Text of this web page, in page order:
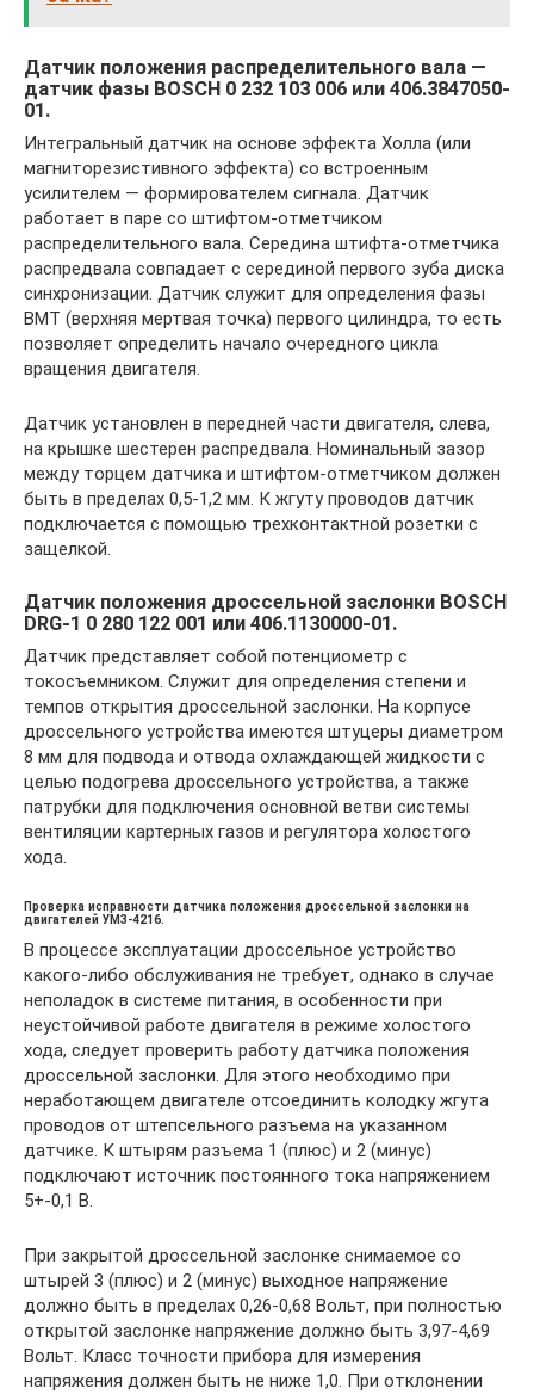
Датчик положения распределительного вала —
датчик фазы BOSCH 0 232 103 006 или 406.3847050-
01.
Интегральный датчик на основе эффекта Холла (или
магниторезистивного эффекта) со встроенным
усилителем — формирователем сигнала. Датчик
работает в паре со штифтом-отметчиком
распределительного вала. Середина штифта-отметчика
распредвала совпадает с серединой первого зуба диска
синхронизации. Датчик служит для определения фазы
ВМТ (верхняя мертвая точка) первого цилиндра, то есть
позволяет определить начало очередного цикла
вращения двигателя.
Датчик установлен в передней части двигателя, слева,
на крышке шестерен распредвала. Номинальный зазор
между торцем датчика и штифтом-отметчиком должен
быть в пределах 0,5-1,2 мм. К жгуту проводов датчик
подключается с помощью трехконтактной розетки с
защелкой.
Датчик положения дроссельной заслонки BOSCH
DRG-1 0 280 122 001 или 406.1130000-01.
Датчик представляет собой потенциометр с
токосъемником. Служит для определения степени и
темпов открытия дроссельной заслонки. На корпусе
дроссельного устройства имеются штуцеры диаметром
8 мм для подвода и отвода охлаждающей жидкости с
целью подогрева дроссельного устройства, а также
патрубки для подключения основной ветви системы
вентиляции картерных газов и регулятора холостого
хода.
Проверка исправности датчика положения дроссельной заслонки на
двигателей УМЗ-4216.
В процессе эксплуатации дроссельное устройство
какого-либо обслуживания не требует, однако в случае
неполадок в системе питания, в особенности при
неустойчивой работе двигателя в режиме холостого
хода, следует проверить работу датчика положения
дроссельной заслонки. Для этого необходимо при
неработающем двигателе отсоединить колодку жгута
проводов от штепсельного разъема на указанном
датчике. К штырям разъема 1 (плюс) и 2 (минус)
подключают источник постоянного тока напряжением
5+-0,1 В.
При закрытой дроссельной заслонке снимаемое со
штырей 3 (плюс) и 2 (минус) выходное напряжение
должно быть в пределах 0,26-0,68 Вольт, при полностью
открытой заслонке напряжение должно быть 3,97-4,69
Вольт. Класс точности прибора для измерения
напряжения должен быть не ниже 1,0. При отклонении